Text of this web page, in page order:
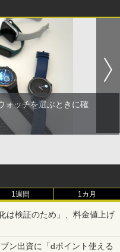
ォッチを選ぶときに確
1週間 1カ月
は検証のため」、料金値上げ
ン出資に「dポイント使える